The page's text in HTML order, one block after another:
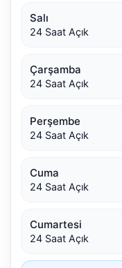
Salı
24 Saat Açık
Çarşamba
24 Saat Açık
Perşembe
24 Saat Açık
Cuma
24 Saat Açık
Cumartesi
24 Saat Açık